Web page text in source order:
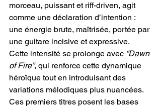
morceau, puissant et riff-driven, agit
comme une déclaration d’intention :
une énergie brute, maîtrisée, portée par
une guitare incisive et expressive.
Cette intensité se prolonge avec “Dawn
of Fire”, qui renforce cette dynamique
héroïque tout en introduisant des
variations mélodiques plus nuancées.
Ces premiers titres posent les bases